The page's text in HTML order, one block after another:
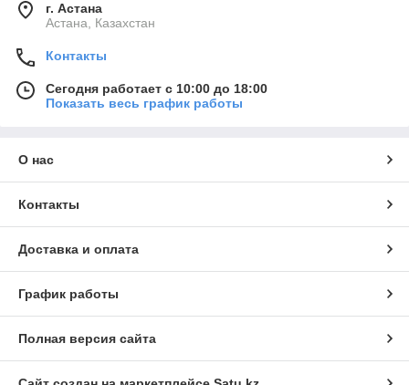
г. Астана
Астана, Казахстан
Контакты
Сегодня работает с 10:00 до 18:00
Показать весь график работы
О нас
Контакты
Доставка и оплата
График работы
Полная версия сайта